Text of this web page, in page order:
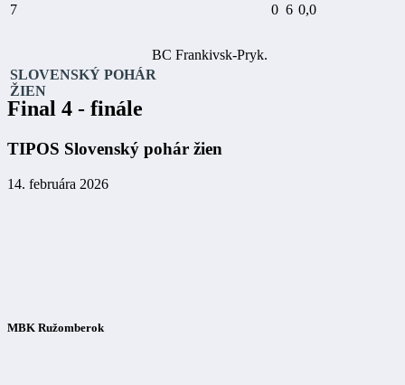
7
BC Frankivsk-Pryk.
0 6 0,0
SLOVENSKÝ POHÁR
ŽIEN
Final 4 - finále
TIPOS Slovenský pohár žien
14. februára 2026
MBK Ružomberok